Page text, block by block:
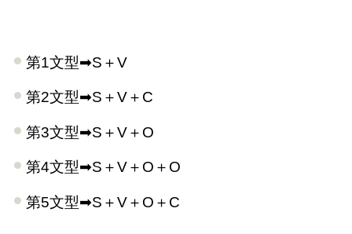
第1文型➡S＋V
第2文型➡S＋V＋C
第3文型➡S＋V＋O
第4文型➡S＋V＋O＋O
第5文型➡S＋V＋O＋C